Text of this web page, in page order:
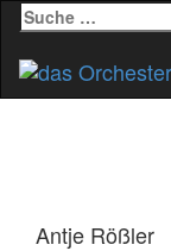
Suche
nach:
Antje Rößler